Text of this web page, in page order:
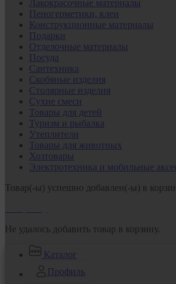
Лакокрасочные материалы
Пеногерметики, клеи
Конструкционные материалы
Подарки
Отделочные материалы
Посуда
Сантехника
Скобяные изделия
Столярные изделия
Сухие смеси
Товары для детей
Туризм и рыбалка
Утеплители
Товары для животных
Хозтовары
Электротехника и мобильные
Товар(-ы) успешно добавлен(-ы) в
Не удалось добавить товар в корзину.
Каталог
Профиль